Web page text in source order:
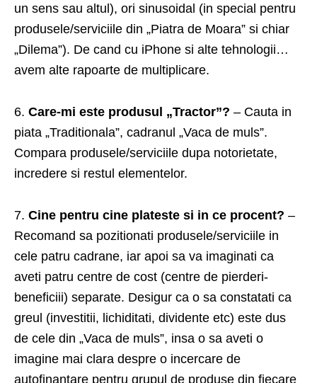
un sens sau altul), ori sinusoidal (in special pentru
produsele/serviciile din „Piatra de Moara” si chiar
„Dilema”). De cand cu iPhone si alte tehnologii…
avem alte rapoarte de multiplicare.
6. Care-mi este produsul „Tractor”? – Cauta in
piata „Traditionala”, cadranul „Vaca de muls”.
Compara produsele/serviciile dupa notorietate,
incredere si restul elementelor.
7. Cine pentru cine plateste si in ce procent? –
Recomand sa pozitionati produsele/serviciile in
cele patru cadrane, iar apoi sa va imaginati ca
aveti patru centre de cost (centre de pierderi-
beneficiii) separate. Desigur ca o sa constatati ca
greul (investitii, lichiditati, dividente etc) este dus
de cele din „Vaca de muls”, insa o sa aveti o
imagine mai clara despre o incercare de
autofinantare pentru grupul de produse din fiecare